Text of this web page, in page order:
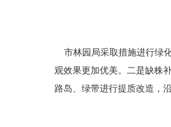
市林园局采取措施进行绿
观效果更加优美。二是缺株
路岛、绿带进行提质改造，